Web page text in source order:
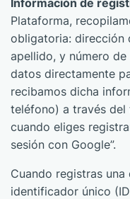
Información de
Plataforma,
obligatoria: dirección
apellido, y número
datos directamente
recibamos dicha
teléfono) a través del
cuando eliges
sesión con Google”.
Cuando registras
identificador único